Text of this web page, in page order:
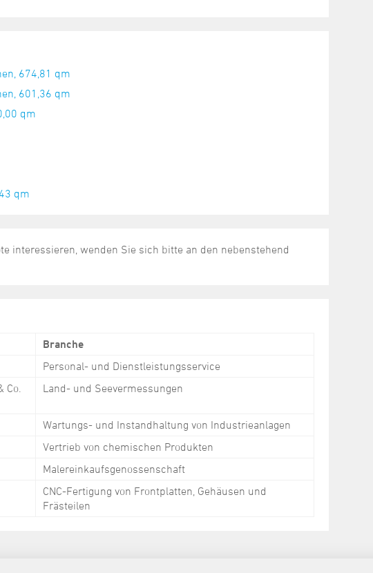
674,81 qm
601,36 qm
qm
qm
interessieren, wenden Sie sich bitte an den nebenstehend
Branche
Personal- und Dienstleistungsservice
Co.
Land- und Seevermessungen
Wartungs- und Instandhaltung von Industrieanlagen
Vertrieb von chemischen Produkten
Malereinkaufsgenossenschaft
CNC-Fertigung von Frontplatten, Gehäusen und
Frästeilen